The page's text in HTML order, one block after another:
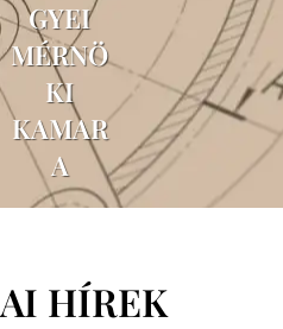
GYEI
MÉRNÖ
KI
KAMAR
A
HÍREK